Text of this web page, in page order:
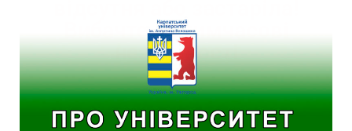
Вибачте за тимчасові
незручності